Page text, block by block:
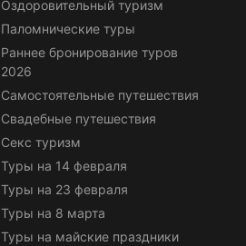
Оздоровительный туризм
Паломнические туры
Раннее бронирование туров
2026
Самостоятельные путешествия
Свадебные путешествия
Секс туризм
Туры на 14 февраля
Туры на 23 февраля
Туры на 8 марта
Туры на майские праздники